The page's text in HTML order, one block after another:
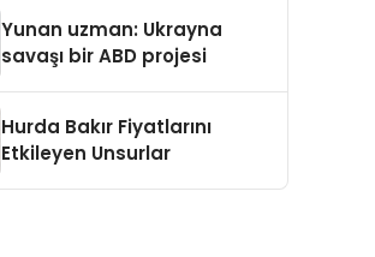
Yunan uzman: Ukrayna
savaşı bir ABD projesi
Hurda Bakır Fiyatlarını
Etkileyen Unsurlar